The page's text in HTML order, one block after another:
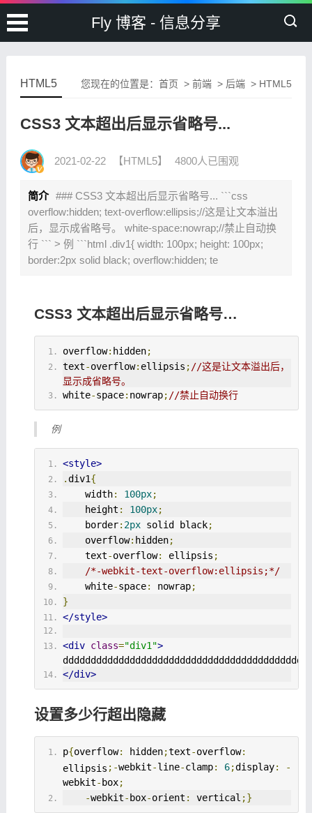
Fly 博客 - 信息分享
您现在的位置是：首页 >前端 > 后端 > HTML5
HTML5
CSS3 文本超出后显示省略号...
2021-02-22 【HTML5】 4800人已围观
简介 ### CSS3 文本超出后显示省略号... ```css
overflow:hidden; text-overflow:ellipsis;//这是让文本溢出
后，显示成省略号。 white-space:nowrap;//禁止自动换
行 ``` > 例 ```html .div1{ width: 100px; height: 100px;
border:2px solid black; overflow:hidden; te
CSS3 文本超出后显示省略号…
overflow: hidden;
text-overflow: ellipsis ; //这是让文本溢出后，
显示成省略号。
white-space: nowrap; //禁止自动换行
例
<style>
.div1{
    width
: 100px;
    height
: 100px;
    border
: 2px solid black;
    overflow
: hidden;
    text
-overflow: ellipsis ;
/*-webkit-text-overflow:ellipsis;*/
    white
-space: nowrap;
}
</style>
<div class="div1">
</div>
设置多少行超出隐藏
p{overflow: hidden;text-overflow:
ellipsis ;-webkit-line-clamp: 6;display:
-
webkit- box;
-webkit- box-orient : vertical ;}